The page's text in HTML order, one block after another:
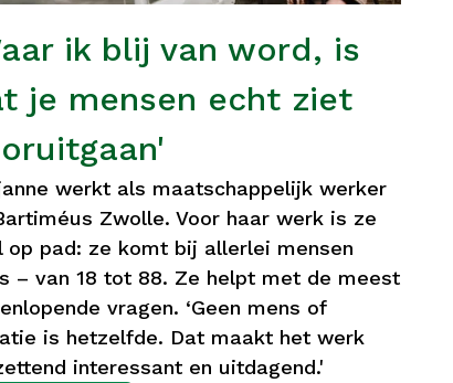
ik blij van word, is
je mensen echt ziet
werkt als maatschappelijk werker
Zwolle. Voor haar werk is ze
op pad: ze komt bij allerlei mensen
– van 18 tot 88. Ze helpt met de meest
vragen. ‘Geen mens of
is hetzelfde. Dat maakt het werk
interessant en uitdagend.'